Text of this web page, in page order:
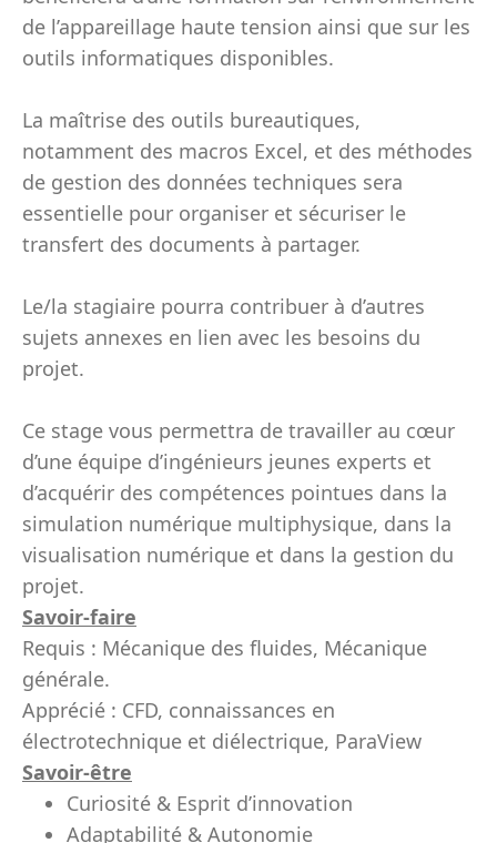
de l’appareillage haute tension ainsi que sur les
outils informatiques disponibles.
La maîtrise des outils bureautiques,
notamment des macros Excel, et des méthodes
de gestion des données techniques sera
essentielle pour organiser et sécuriser le
transfert des documents à partager.
Le/la stagiaire pourra contribuer à d’autres
sujets annexes en lien avec les besoins du
projet.
Ce stage vous permettra de travailler au cœur
d’une équipe d’ingénieurs jeunes experts et
d’acquérir des compétences pointues dans la
simulation numérique multiphysique, dans la
visualisation numérique et dans la gestion du
projet.
Savoir-faire
Requis : Mécanique des fluides, Mécanique
générale.
Apprécié : CFD, connaissances en
électrotechnique et diélectrique, ParaView
Savoir-être
Curiosité & Esprit d’innovation
Adaptabilité & Autonomie